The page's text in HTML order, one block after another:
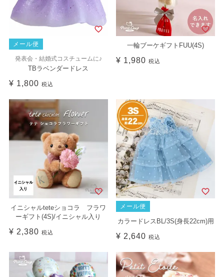
メール便
発表会・結婚式コスチュームに♪
TBラベンダードレス
¥ 1,800 税込
一輪ブーケギフトFUU(4S)
¥ 1,980 税込
イニシャルteteショコラ フラワ
ーギフト(4S)/イニシャル入り
¥ 2,380 税込
メール便
カラードレスBL/3S(身長22cm)用
¥ 2,640 税込